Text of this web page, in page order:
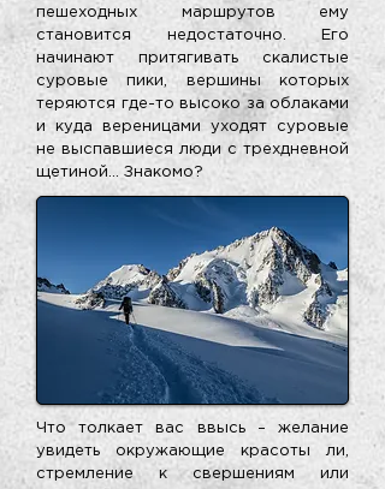
пешеходных маршрутов ему
становится недостаточно. Его
начинают притягивать скалистые
суровые пики, вершины которых
теряются где-то высоко за облаками
и куда вереницами уходят суровые
не выспавшиеся люди с трехдневной
щетиной… Знакомо?
Что толкает вас ввысь – желание
увидеть окружающие красоты ли,
стремление к свершениям или